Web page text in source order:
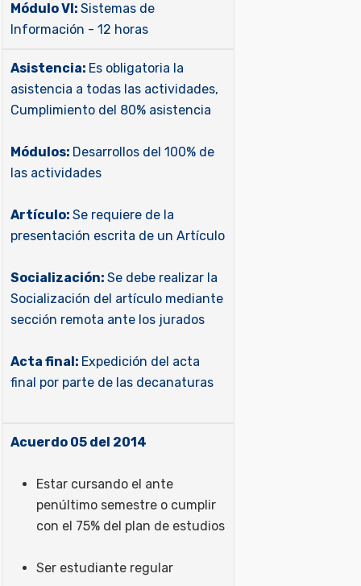
Módulo VI: Sistemas de
Información - 12 horas
Asistencia: Es obligatoria la
asistencia a todas las actividades,
Cumplimiento del 80% asistencia
Módulos: Desarrollos del 100% de
las actividades
Artículo: Se requiere de la
presentación escrita de un Artículo
Socialización: Se debe realizar la
Socialización del artículo mediante
sección remota ante los jurados
Acta final: Expedición del acta
final por parte de las decanaturas
Acuerdo 05 del 2014
Estar cursando el ante
penúltimo semestre o cumplir
con el 75% del plan de estudios
Ser estudiante regular